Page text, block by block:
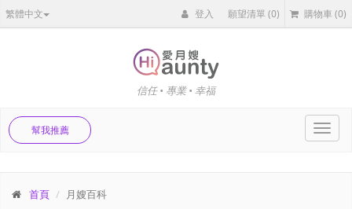
繁體中文 登入 願望清單(0) 購物車 (0)
信任 • 專業 • 幸福
幫我推薦
首頁 月嫂百科